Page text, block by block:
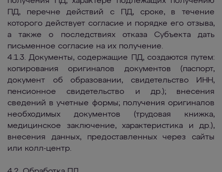
ПД, перечне действий с ПД, сроке, в течение
которого действует согласие и порядке его отзыва,
а также о последствиях отказа Субъекта дать
письменное согласие на их получение.
4.1.3. Документы, содержащие ПД, создаются путем:
копирования оригиналов документов (паспорт,
документ об образовании, свидетельство ИНН,
пенсионное свидетельство и др.); внесения
сведений в учетные формы; получения оригиналов
необходимых документов (трудовая книжка,
медицинское заключение, характеристика и др.),
внесения данных, предоставленных через сайты
или колл-центр.